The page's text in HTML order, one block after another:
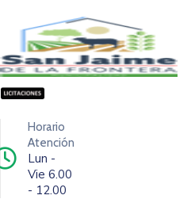
Horario
Atención
Lun -
Vie 6.00
- 12.00
Inicio
Ejecutivo
Legislativo